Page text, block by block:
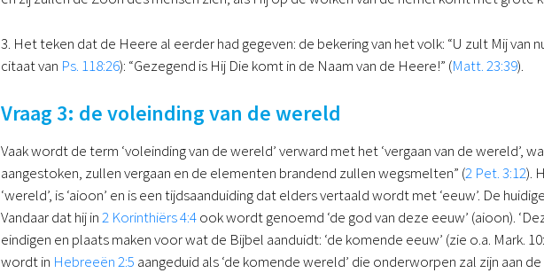
3. Het teken dat de Heere al eerder had gegeven: de bekering van het volk: “U zult Mij van
citaat van Ps. 118:26): “Gezegend is Hij Die komt in de Naam van de Heere!” (Matt. 23:39).
Vraag 3: de voleinding van de wereld
Vaak wordt de term ‘voleinding van de wereld’ verward met het ‘vergaan van de wereld’,
aangestoken, zullen vergaan en de elementen brandend zullen wegsmelten” (2 Pet. 3:12).
‘wereld’, is ‘aioon’ en is een tijdsaanduiding dat elders vertaald wordt met ‘eeuw’. De
Vandaar dat hij in2 Korinthiërs 4:4ook wordt genoemd ‘de god van deze eeuw’ (aioon).
eindigen en plaats maken voor wat de Bijbel aanduidt: ‘de komende eeuw’ (zie o.a. Mark.
wordt in Hebreeën 2:5 aangeduid als ‘de komende wereld’ die onderworpen zal zijn aan